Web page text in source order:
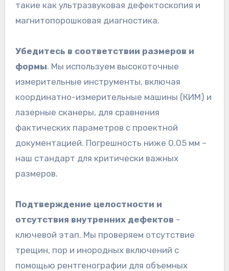
такие как ультразвуковая дефектоскопия и
магнитопорошковая диагностика.
Убедитесь в соответствии размеров и
формы. Мы используем высокоточные
измерительные инструменты, включая
координатно-измерительные машины (КИМ) и
лазерные сканеры, для сравнения
фактических параметров с проектной
документацией. Погрешность ниже 0.05 мм –
наш стандарт для критически важных
размеров.
Подтверждение целостности и
отсутствия внутренних дефектов –
ключевой этап. Мы проверяем отсутствие
трещин, пор и инородных включений с
помощью рентгенографии для объемных